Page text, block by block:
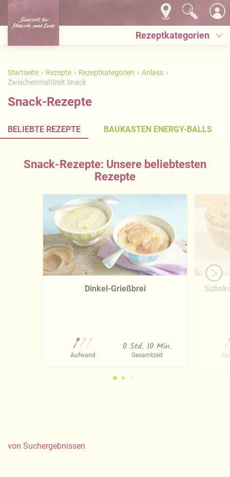
Rezeptkategorien
Startseite Rezepte Rezeptkategorien
Anlass
Zwischenmahlzeit Snack
Snack-Rezepte
BELIEBTE REZEPTE BAUKASTEN ENERGY-BALLS
Snack-Rezepte: Unsere beliebtesten
Rezepte
Dinkel-Grießbrei
Aufwand
0 Std. 10 Min.
Gesamtzeit
von Suchergebnissen